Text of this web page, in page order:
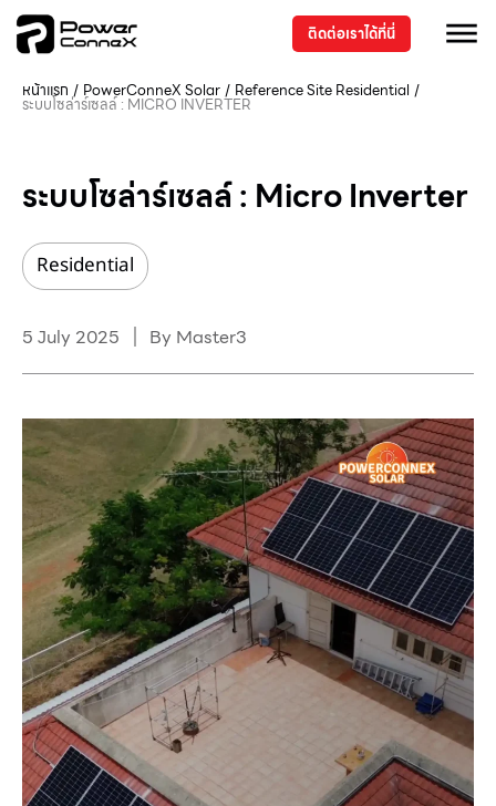
ติดต่อเราได้ที่นี่
หน้าแรก / PowerConneX Solar/ Reference SiteResidential /
ระบบโซล่าร์เซลล์ : MICRO INVERTER
ระบบโซล่าร์เซลล์ : Micro Inverter
Residential
5 July 2025 By Master3